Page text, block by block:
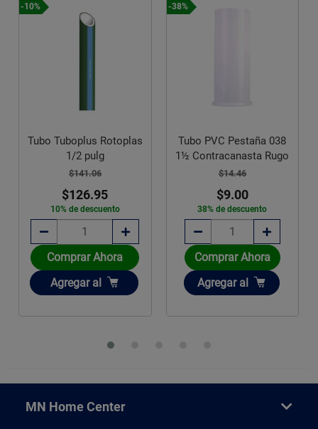
-38%
Tubo PVC Pestaña 038
1½ Contracanasta Rugo
$14.46
$9.00
38% de descuento
Comprar Ahora
Añadir
Agregaral
Precio especial
Tuerca Helvex Superior
Cromada Fluxómetro
$167.22
$158.86
5% de descuento
Disponible sobre pedido
Agotado
MN Home Center